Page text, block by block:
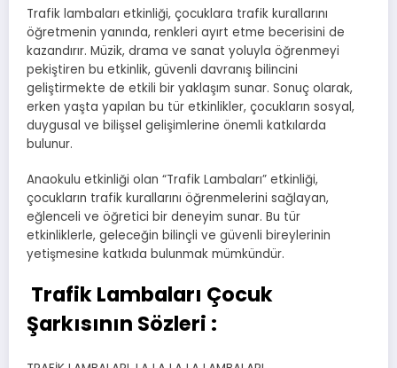
Trafik lambaları etkinliği, çocuklara trafik kurallarını
öğretmenin yanında, renkleri ayırt etme becerisini de
kazandırır. Müzik, drama ve sanat yoluyla öğrenmeyi
pekiştiren bu etkinlik, güvenli davranış bilincini
geliştirmekte de etkili bir yaklaşım sunar. Sonuç olarak,
erken yaşta yapılan bu tür etkinlikler, çocukların sosyal,
duygusal ve bilişsel gelişimlerine önemli katkılarda
bulunur.
Anaokulu etkinliği olan “Trafik Lambaları” etkinliği,
çocukların trafik kurallarını öğrenmelerini sağlayan,
eğlenceli ve öğretici bir deneyim sunar. Bu tür
etkinliklerle, geleceğin bilinçli ve güvenli bireylerinin
yetişmesine katkıda bulunmak mümkündür.
Trafik Lambaları Çocuk
Şarkısının Sözleri :